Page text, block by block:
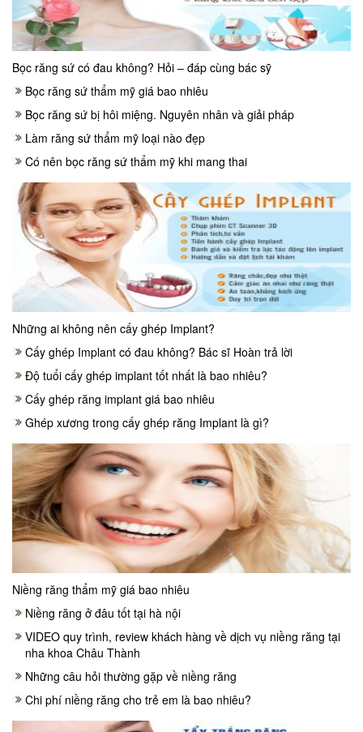
Bọc răng sứ có đau không? Hỏi – đáp cùng bác sỹ
Bọc răng sứ thẩm mỹ giá bao nhiêu
Bọc răng sứ bị hôi miệng. Nguyên nhân và giải pháp
Làm răng sứ thẩm mỹ loại nào đẹp
Có nên bọc răng sứ thẩm mỹ khi mang thai
Những ai không nên cấy ghép Implant?
Cấy ghép Implant có đau không? Bác sĩ Hoàn trả lời
Độ tuổi cấy ghép implant tốt nhất là bao nhiêu?
Cấy ghép răng implant giá bao nhiêu
Ghép xương trong cấy ghép răng Implant là gì?
Niềng răng thẩm mỹ giá bao nhiêu
Niềng răng ở đâu tốt tại hà nội
VIDEO quy trình, review khách hàng về dịch vụ niềng răng tại
nha khoa Châu Thành
Những câu hỏi thường gặp về niềng răng
Chi phí niềng răng cho trẻ em là bao nhiêu?